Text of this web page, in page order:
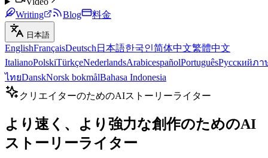
Writing
Blog 料金
日本語
EnglishFrançaisDeutsch 日本語한국인简体中文繁體中文
ItalianoPolskiTürkçeNederlandsArabicespañolPortuguêsРусскийภา
ไทยDanskNorsk bokmålBahasa Indonesia
クリエイターのためのAIストーリーライター
より速く、より強力な創作のためのAI
ストーリーライター